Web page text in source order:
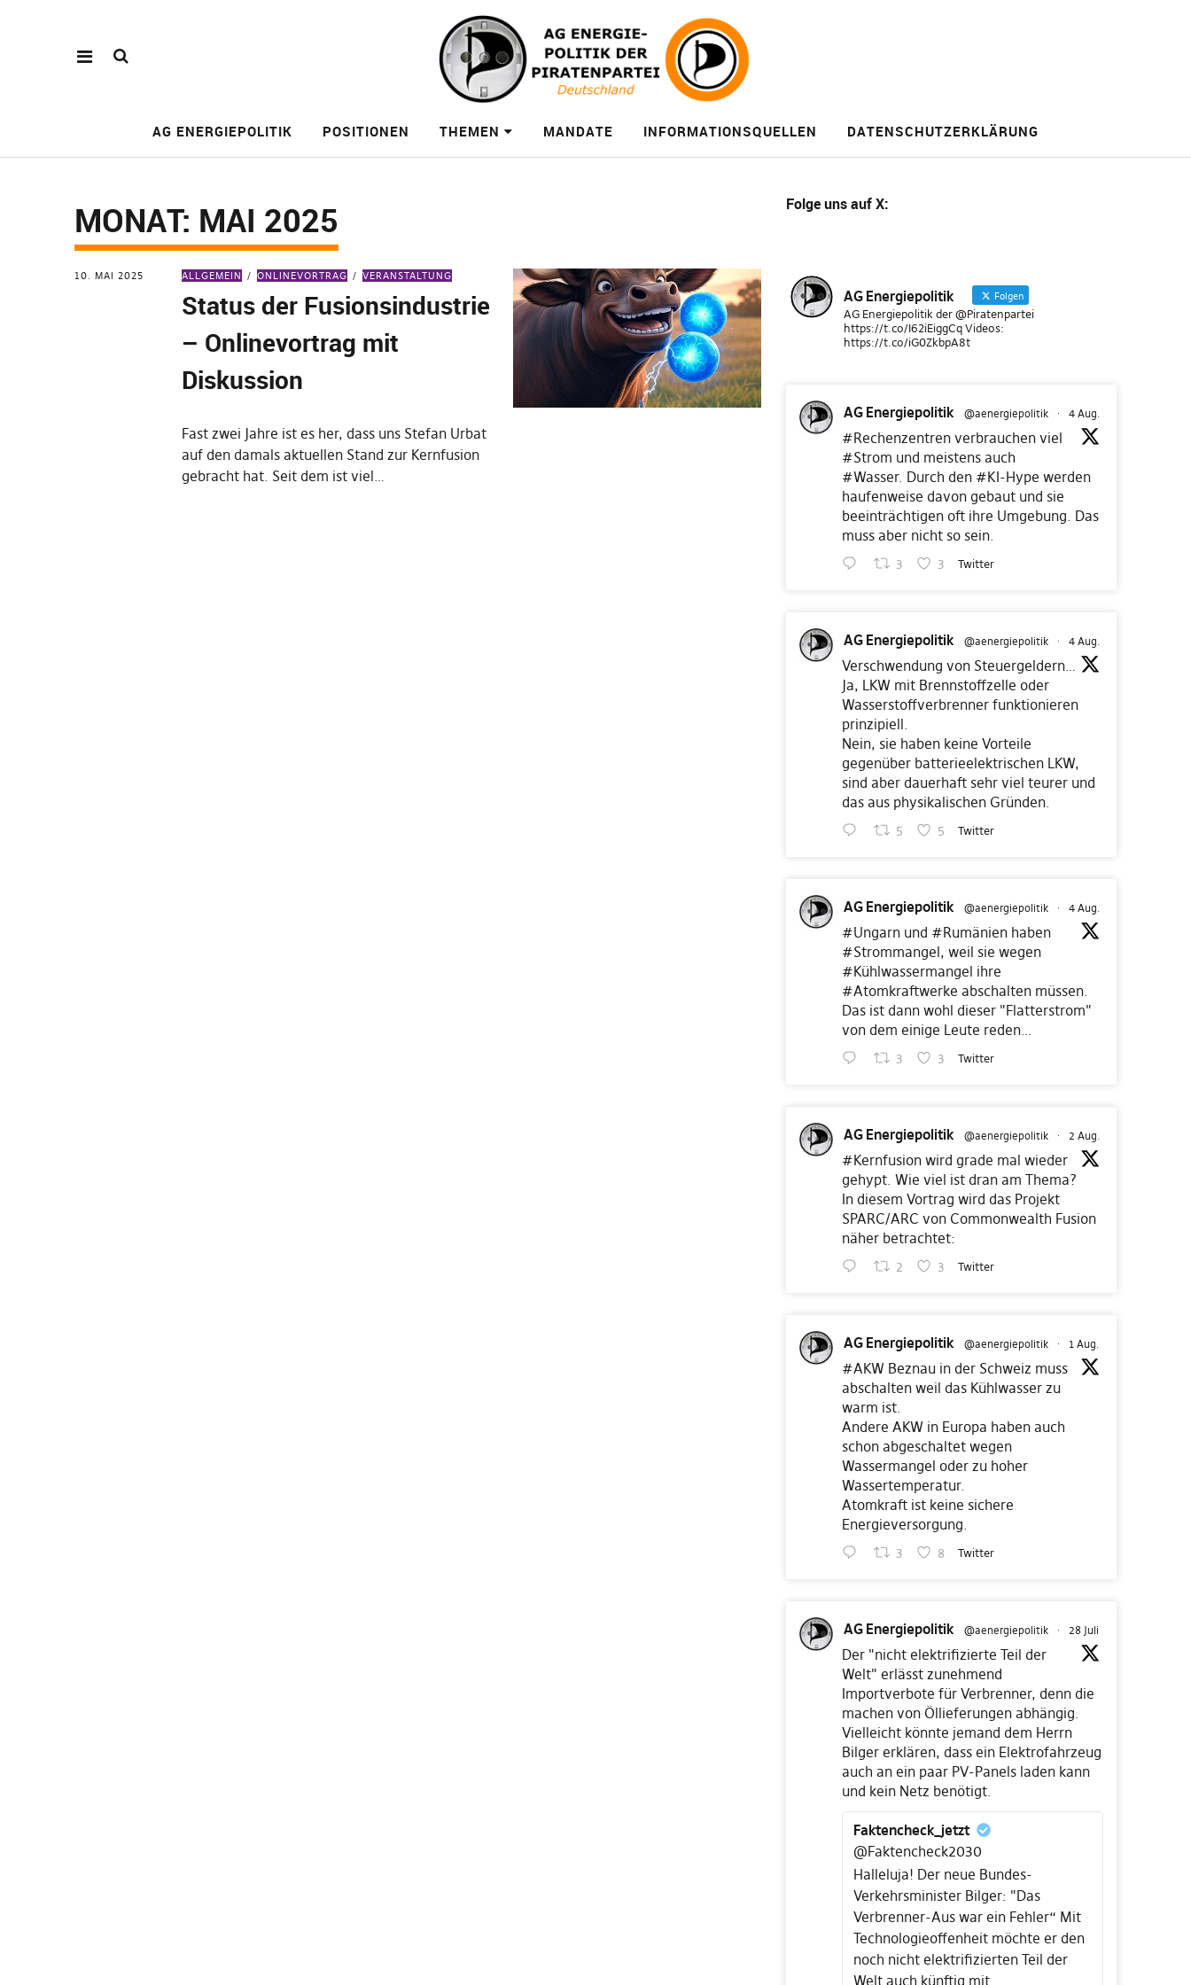
AG ENERGIEPOLITIK POSITIONEN THEMEN MANDATE INFORMATIONSQUELLEN DATENSCHUTZERKLÄRUNG
MONAT: MAI 2025
10. MAI 2025 ALLGEMEIN ONLINEVORTRAG VERANSTALTUNG
Status der Fusionsindustrie
– Onlinevortrag mit
Diskussion
Fast zwei Jahre ist es her, dass uns Stefan Urbat
auf den damals aktuellen Stand zur Kernfusion
gebracht hat. Seit dem ist viel…
Folge unsauf X:
AG Energiepolitik Folgen
AG Energiepolitik der @Piratenpartei
https://t.co/I62iEiggCq Videos:
https://t.co/iG0ZkbpA8t
AG Energiepolitik @aenergiepolitik · 4 Aug.
#Rechenzentrenverbrauchen viel
#Strom und meistens auch
#Wasser. Durch den #KI-Hype werden
haufenweise davon gebaut und sie
beeinträchtigen oft ihre Umgebung. Das
muss aber nicht so sein.
3 3 Twitter
AG Energiepolitik @aenergiepolitik · 4 Aug.
Verschwendung von Steuergeldern…
Ja, LKW mit Brennstoffzelle oder
Wasserstoffverbrenner funktionieren
prinzipiell.
Nein, sie haben keine Vorteile
gegenüber batterieelektrischen LKW,
sind aber dauerhaft sehr viel teurer und
das aus physikalischen Gründen.
5 5 Twitter
AG Energiepolitik @aenergiepolitik · 4 Aug.
#Ungarnund #Rumänienhaben
#Strommangel, weil sie wegen
#Kühlwassermangel ihre
#Atomkraftwerke abschalten müssen.
Das ist dann wohl dieser "Flatterstrom"
von dem einige Leute reden…
3 3 Twitter
AG Energiepolitik @aenergiepolitik · 2 Aug.
#Kernfusionwird grade mal wieder
gehypt. Wie viel ist dran am Thema?
In diesem Vortrag wird das Projekt
SPARC/ARC von Commonwealth Fusion
näher betrachtet:
2 3 Twitter
AG Energiepolitik @aenergiepolitik · 1 Aug.
#AKW Beznau in der Schweiz muss
abschalten weil das Kühlwasser zu
warm ist.
Andere AKW in Europa haben auch
schon abgeschaltet wegen
Wassermangel oder zu hoher
Wassertemperatur.
Atomkraft ist keine sichere
Energieversorgung.
3 8 Twitter
AG Energiepolitik @aenergiepolitik · 28 Juli
Der "nicht elektrifizierte Teil der
Welt" erlässt zunehmend
Importverbote für Verbrenner, denn die
machen von Öllieferungen abhängig.
Vielleicht könnte jemand dem Herrn
Bilger erklären, dass ein Elektrofahrzeug
auch an ein paar PV-Panels laden kann
und kein Netz benötigt.
Faktencheck_jetzt
@Faktencheck2030
Halleluja! Der neue Bundes-
Verkehrsminister Bilger: "Das
Verbrenner-Aus war ein Fehler“ Mit
Technologieoffenheit möchte er den
noch nicht elektrifizierten Teil der
Welt auch künftig mit